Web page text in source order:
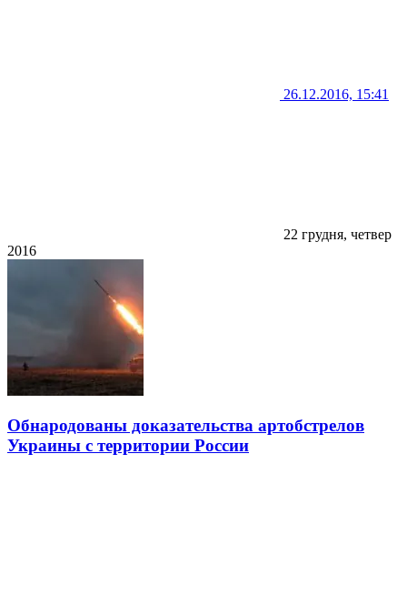
26.12.2016, 15:41
22 грудня, четвер
2016
Обнародованы доказательства артобстрелов
Украины с территории России